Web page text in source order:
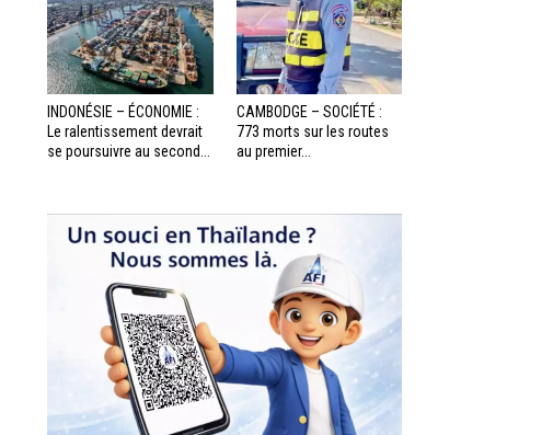
INDONÉSIE – ÉCONOMIE :
Le ralentissement devrait
se poursuivre au second...
CAMBODGE – SOCIÉTÉ :
773 morts sur les routes
au premier...